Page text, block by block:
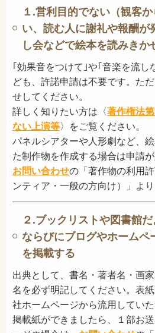
１.営利目的でない（観客
い、読む人に謝礼や報酬が
し会などで絵本を読みきか
｢効果音をつけて｣や｢音楽を流し
ども、許諾申請は不要です。た
せしてください。
詳しく知りたい方は〈著作権法
ない上演等〉をご覧ください。
パネルシアターや人形劇など、
た制作物を作成する場合は申請が
お問い合わせの「著作物の利用
ンティア・一般の方向け）」より
２.ブックリストや図書館だ
ならびにブログやホームペ
を掲載する
出典として、書名・著者名・画
名を必ず明記してください。表
社ホームページから流用していた
掲載紙ができましたら、１部お